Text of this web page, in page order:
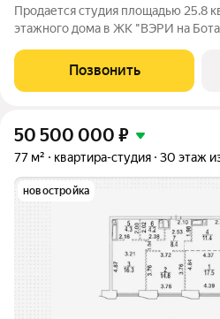
Продается студия площадью 25.8
этажного дома в ЖК "ВЭРИ на
самых зелёных районов Москвы, в
будущим жителям чистый и свежий
Позвонить
50 500 000 ₽
77 м² квартира-студия 30 этаж
новостройка